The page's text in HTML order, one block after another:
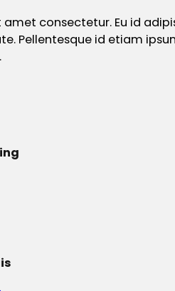
consectetur. Eu id
Pellentesque id etiam